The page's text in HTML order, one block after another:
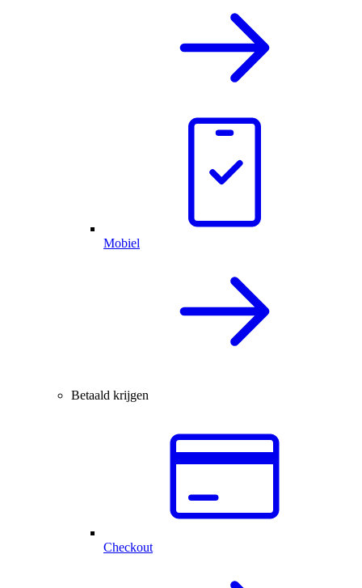
Mobiel
Betaald krijgen
Checkout